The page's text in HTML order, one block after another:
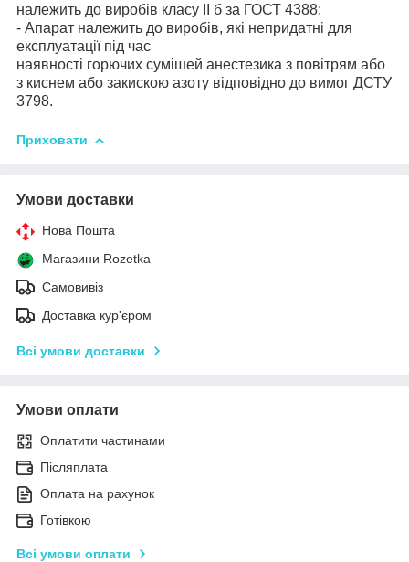
належить до виробів класу ІІ б за ГОСТ 4388;
- Апарат належить до виробів, які непридатні для
експлуатації під час
наявності горючих сумішей анестезика з повітрям або
з киснем або закискою азоту відповідно до вимог ДСТУ
3798.
Приховати
Умови доставки
Нова Пошта
Магазини Rozetka
Самовивіз
Доставка кур'єром
Всі умови доставки
Умови оплати
Оплатити частинами
Післяплата
Оплата на рахунок
Готівкою
Всі умови оплати